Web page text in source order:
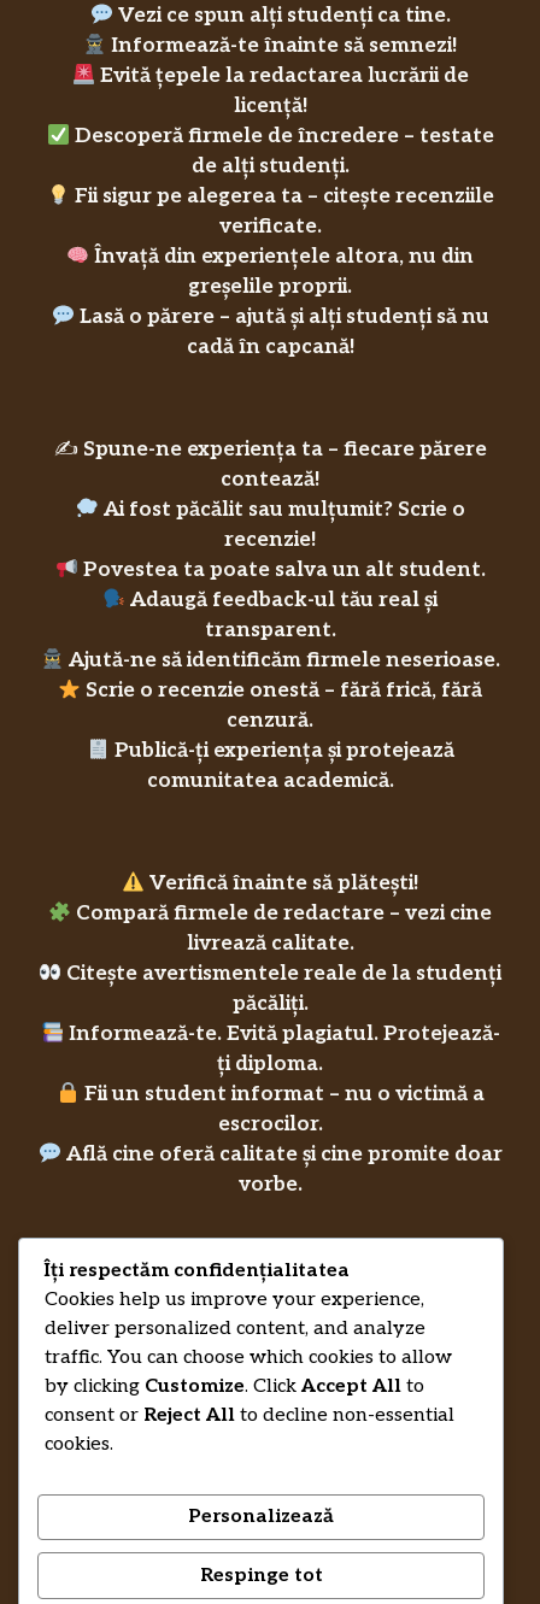
Vezi ce spun alți studenți ca tine.
Informează-te înainte să semnezi!
Evită țepele la redactarea lucrării de
licență!
Descoperă firmele de încredere – testate
de alți studenți.
Fii sigur pe alegerea ta – citește recenziile
verificate.
Învață din experiențele altora, nu din
greșelile proprii.
Lasă o părere – ajută și alți studenți să nu
cadă în capcană!
✍️ Spune-ne experiența ta – fiecare părere
contează!
Ai fost păcălit sau mulțumit? Scrie o
recenzie!
Povestea ta poate salva un alt student.
Adaugă feedback-ul tău real și
transparent.
Ajută-ne să identificăm firmele neserioase.
Scrie o recenzie onestă – fără frică, fără
cenzură.
Publică-ți experiența și protejează
comunitatea academică.
Verifică înainte să plătești!
Compară firmele de redactare – vezi cine
livrează calitate.
Citește avertismentele reale de la studenți
păcăliți.
Informează-te. Evită plagiatul. Protejează-
ți diploma.
Fii un student informat – nu o victimă a
escrocilor.
Află cine oferă calitate și cine promite doar
vorbe.
RecenziiLucrareLicenta.euCreditsPrivacy Policy
© 2026 RecenziiLucrareLicenta.eu •
Îți respectăm confidențialitatea
Cookies help us improve your experience,
deliver personalized content, and analyze
traffic. You can choose which cookies to allow
by clicking Customize. Click Accept All to
consent or Reject All to decline non-essential
cookies.
Personalizează
Respinge tot